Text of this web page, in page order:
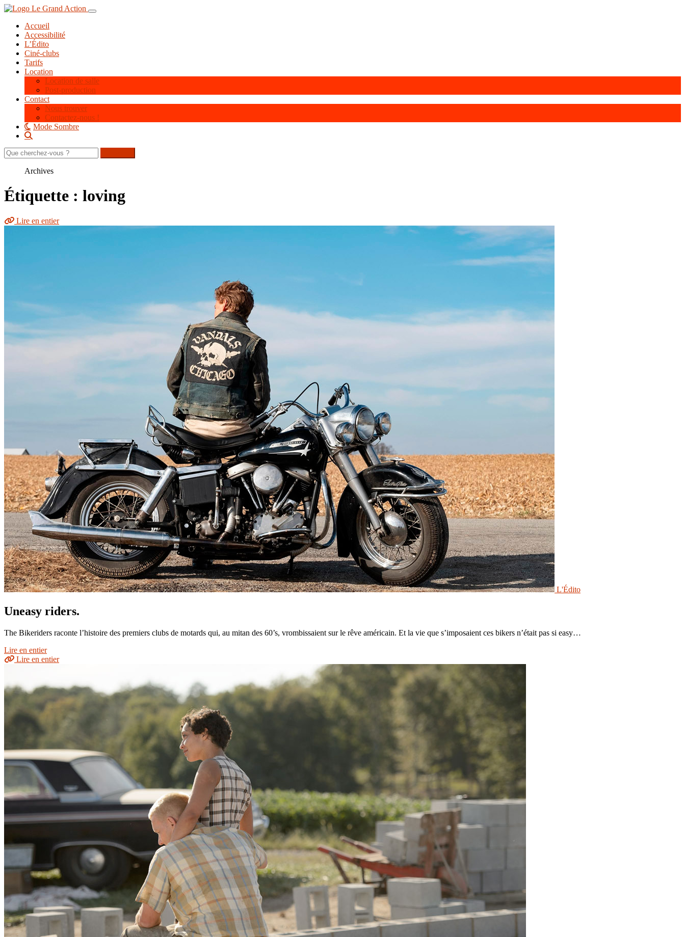
Aller
contenu
principal
Toggle navigation
Accueil
Accessibilité
L’Édito
Ciné-clubs
Tarifs
Location
Location de salle
Post-production
Contact
Nous trouver
Contactez-nous !
Mode Sombre
Rechercher
sur
Archives
Étiquette : loving
Lire en entier
L'Édito
Uneasy riders.
The Bikeriders raconte l’histoire des premiers clubs de motards qui, au mitan des 60’s, vrombissaient sur le rêve américain. Et la vie que s’imposaient ces bikers n’était pas si easy…
Lire en entier
Lire en entier